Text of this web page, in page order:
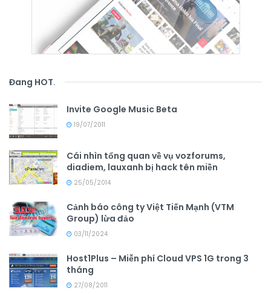
Đang HOT.
Invite Google Music Beta
19/07/2011
Cái nhìn tổng quan về vụ vozforums,
diadiem, lauxanh bị hack tên miền
25/05/2014
Cảnh báo công ty Việt Tiến Mạnh (VTM
Group) lừa đảo
03/11/2024
Host1Plus – Miễn phí Cloud VPS 1G trong 3
tháng
27/08/2011